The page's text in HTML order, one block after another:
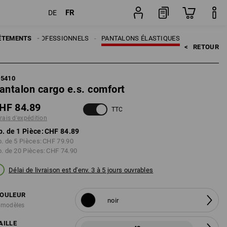
DE FR
PANTALONS ÉLASTIQUES
PROFESSIONNELS
< RETOUR
cargo e.s. comfort
84.89
d'expédition
TTC
de 1 Pièce:CHF 84.89
de 5 Pièces: CHF 79.90
de 20 Pièces: CHF 74.90
Délai de livraison est d'env. 3 à 5 jours ouvrables
noir